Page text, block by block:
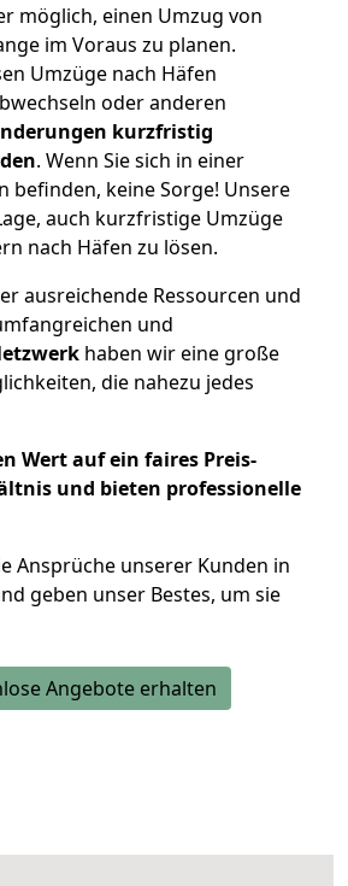
möglich, einen Umzug von
im Voraus zu planen.
Umzüge nach Häfen
oder anderen
kurzfristig
. Wenn Sie sich in einer
befinden, keine Sorge! Unsere
auch kurzfristige Umzüge
nach Häfen zu lösen.
ausreichende Ressourcen und
und
haben wir eine große
die nahezu jedes
Wert auf ein faires Preis-
und bieten professionelle
Ansprüche unserer Kunden in
geben unser Bestes, um sie
Angebote erhalten